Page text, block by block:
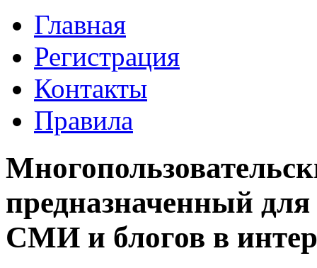
Главная
Регистрация
Контакты
Правила
предназначенный
СМИ и блогов в